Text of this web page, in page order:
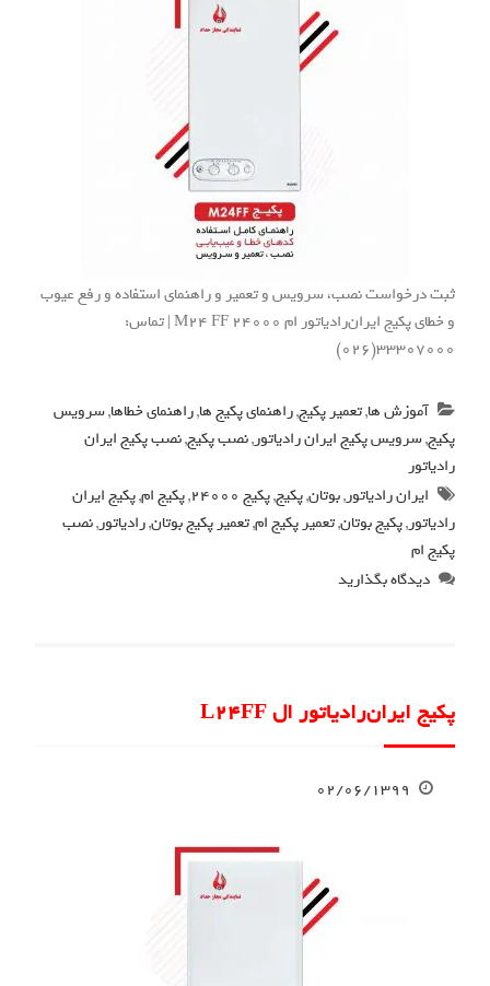
ثبت درخواست نصب، سرویس و تعمیر و راهنمای استفاده و رفع عیوب
و خطای پکیج ایران‌رادیاتور ام M24 FF 24000 | تماس:
33307000(026)
آموزش ها,تعمیر پکیج,راهنمای پکیج ها,راهنمای خطاها,سرویس
پکیج,سرویس پکیج ایران رادیاتور,نصب پکیج,نصب پکیج ایران
رادیاتور
ایران رادیاتور,بوتان,پکیج,پکیج 24000 ,پکیج ام,پکیج ایران
رادیاتور,پکیج بوتان,تعمیر پکیج ام,تعمیر پکیج بوتان,رادیاتور,نصب
پکیج ام
دیدگاه بگذارید
پکیج ایران‌رادیاتور ال L24FF
۰۲/۰۶/۱۳۹۹